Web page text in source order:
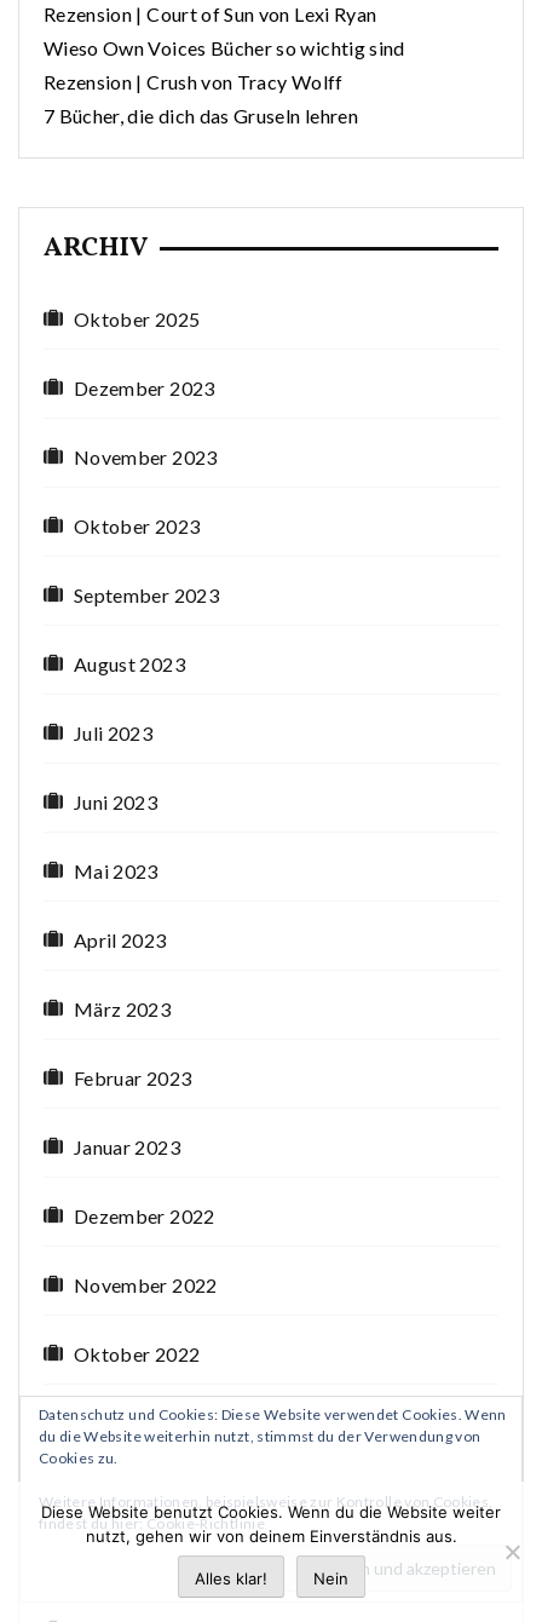
Rezension | Court of Sun von Lexi Ryan
Wieso Own Voices Bücher so wichtig sind
Rezension | Crush von Tracy Wolff
7 Bücher, die dich das Gruseln lehren
ARCHIV
Oktober 2025
Dezember 2023
November 2023
Oktober 2023
September 2023
August 2023
Juli 2023
Juni 2023
Mai 2023
April 2023
März 2023
Februar 2023
Januar 2023
Dezember 2022
November 2022
Oktober 2022
September 2022
August 2022
Datenschutz und Cookies: Diese Website verwendet Cookies. Wenn
du die Website weiterhin nutzt, stimmst du der Verwendung von
Cookies zu.
Weitere Informationen, beispielsweise zur Kontrolle von Cookies,
findest du hier:Cookie-Richtlinie
Diese Website benutzt Cookies. Wenn du die Website weiter
nutzt, gehen wir von deinem Einverständnis aus.
Alles klar! Nein